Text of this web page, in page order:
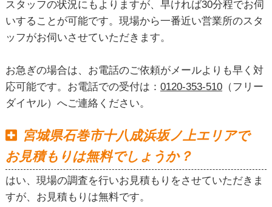
スタッフの状況にもよりますが、早ければ30分程でお伺
いすることが可能です。現場から一番近い営業所のスタ
ッフがお伺いさせていただきます。
お急ぎの場合は、お電話のご依頼がメールよりも早く対
応可能です。お電話での受付は： 0120-353-510（フリー
ダイヤル）へご連絡ください。
宮城県石巻市十八成浜坂ノ上エリアで
お見積もりは無料でしょうか？
はい、現場の調査を行いお見積もりをさせていただきま
すが、お見積もりは無料です。